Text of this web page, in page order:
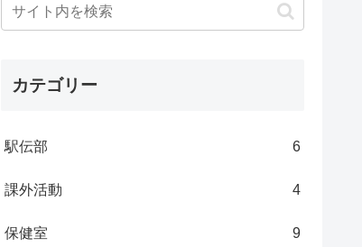
カテゴリー
駅伝部 6
課外活動 4
保健室 9